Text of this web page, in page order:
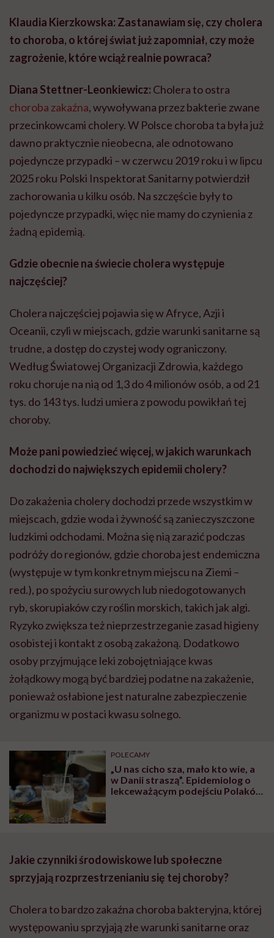
Klaudia Kierzkowska: Zastanawiam się, czy cholera
to choroba, o której świat już zapomniał, czy może
zagrożenie, które wciąż realnie powraca?
Diana Stettner-Leonkiewicz: Cholera to ostra
choroba zakaźna, wywoływana przez bakterie zwane
przecinkowcami cholery. W Polsce choroba ta była już
dawno praktycznie nieobecna, ale odnotowano
pojedyncze przypadki – w czerwcu 2019 roku i w lipcu
2025 roku Polski Inspektorat Sanitarny potwierdził
zachorowania u kilku osób. Na szczęście były to
pojedyncze przypadki, więc nie mamy do czynienia z
żadną epidemią.
Gdzie obecnie na świecie cholera występuje
najczęściej?
Cholera najczęściej pojawia się w Afryce, Azji i
Oceanii, czyli w miejscach, gdzie warunki sanitarne są
trudne, a dostęp do czystej wody ograniczony.
Według Światowej Organizacji Zdrowia, każdego
roku choruje na nią od 1,3 do 4 milionów osób, a od 21
tys. do 143 tys. ludzi umiera z powodu powikłań tej
choroby.
Może pani powiedzieć więcej, w jakich warunkach
dochodzi do największych epidemii cholery?
Do zakażenia cholery dochodzi przede wszystkim w
miejscach, gdzie woda i żywność są zanieczyszczone
ludzkimi odchodami. Można się nią zarazić podczas
podróży do regionów, gdzie choroba jest endemiczna
(występuje w tym konkretnym miejscu na Ziemi –
red.), po spożyciu surowych lub niedogotowanych
ryb, skorupiaków czy roślin morskich, takich jak algi.
Ryzyko zwiększa też nieprzestrzeganie zasad higieny
osobistej i kontakt z osobą zakażoną. Dodatkowo
osoby przyjmujące leki zobojętniające kwas
żołądkowy mogą być bardziej podatne na zakażenie,
ponieważ osłabione jest naturalne zabezpieczenie
organizmu w postaci kwasu solnego.
POLECAMY
„U nas cicho sza, mało kto wie, a
w Danii straszą”. Epidemiolog o
lekceważącym podejściu Polaków
Jakie czynniki środowiskowe lub społeczne
sprzyjają rozprzestrzenianiu się tej choroby?
Cholera to bardzo zakaźna choroba bakteryjna, której
występowaniu sprzyjają złe warunki sanitarne oraz